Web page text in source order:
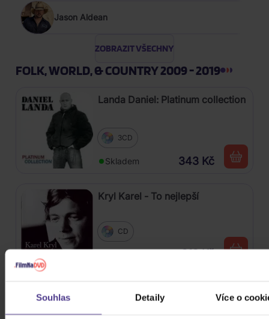
Souhlas Detaily Více o
Jason Aldean
ZOBRAZIT VŠECHNY
FOLK, WORLD, & COUNTRY 2009 - 2019
Landa Daniel: Platinum collection
3CD
Skladem 343 Kč
Kryl Karel - To nejlepší
CD
219 Kč